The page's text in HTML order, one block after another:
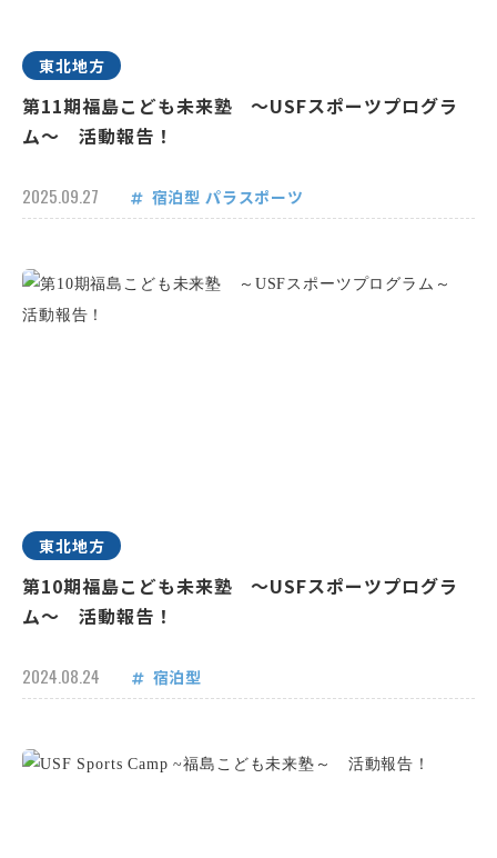
東北地方
第11期福島こども未来塾 ～USFスポーツプログラ
ム～ 活動報告！
2025.09.27 宿泊型 パラスポーツ
東北地方
第10期福島こども未来塾 ～USFスポーツプログラ
ム～ 活動報告！
2024.08.24 宿泊型